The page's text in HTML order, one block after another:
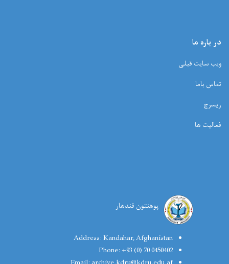
در باره ما
ویب سایت قبلی
تماس باما
ریسرچ
فعالیت ها
پوهنتون قندهار
Address:Kandahar, Afghanistan
Phone: +93 (0) 70 0450402